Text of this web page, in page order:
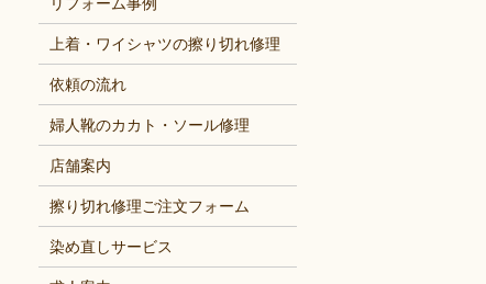
リフォーム事例
上着・ワイシャツの擦り切れ修理
依頼の流れ
婦人靴のカカト・ソール修理
店舗案内
擦り切れ修理ご注文フォーム
染め直しサービス